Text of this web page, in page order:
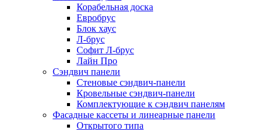
Корабельная доска
Евробрус
Блок хаус
Л-брус
Софит Л-брус
Лайн Про
Сэндвич панели
Стеновые сэндвич-панели
Кровельные сэндвич-панели
Комплектующие к сэндвич панелям
Фасадные кассеты и линеарные панели
Открытого типа